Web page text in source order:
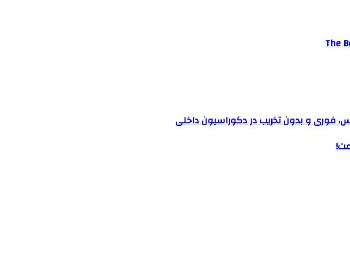
The
فوری و بدون تخریب در دکوراسیون داخلی